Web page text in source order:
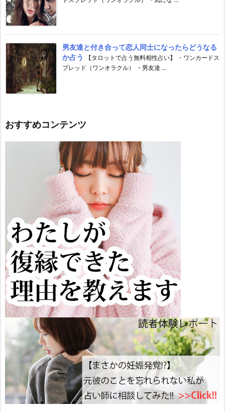
男友達と付き合って恋人同士になったらどうなる
か占う
【タロットで占う無料相性占い】 ・ワンカードス
プレッド（ワンオラクル） ・男友達 ...
おすすめコンテンツ